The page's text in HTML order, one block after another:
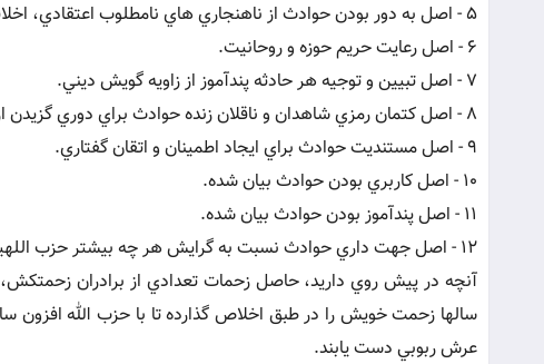
5 - اصل به دور بودن حوادث از ناهنجاري هاي نامطلوب اعتقادي، اخلاقي و سياسي.
6 - اصل رعايت حريم حوزه و روحانيت.
7 - اصل تبيين و توجيه هر حادثه پندآموز از زاويه گويش ديني.
8 - اصل کتمان رمزي شاهدان و ناقلان زنده حوادث براي دوري گزيدن از گزنده ها، اتهامات و يا افشا شدنها.
9 - اصل مستنديت حوادث براي ايجاد اطمينان و اتقان گفتاري.
10 - اصل کاربري بودن حوادث بيان شده.
11 - اصل پندآموز بودن حوادث بيان شده.
12 - اصل جهت داري حوادث نسبت به گرايش هر چه بيشتر حزب اللهيان به سوي محبوبات بالذات و دوري گزيدن از مبغوضات و مطرودين بالذات.
آنچه در پيش روي داريد، حاصل زحمات تعدادي از برادران
سالها زحمت خويش را در طبق اخلاص گذارده تا با حزب الله افزون
عرش ربوبي دست يابند.